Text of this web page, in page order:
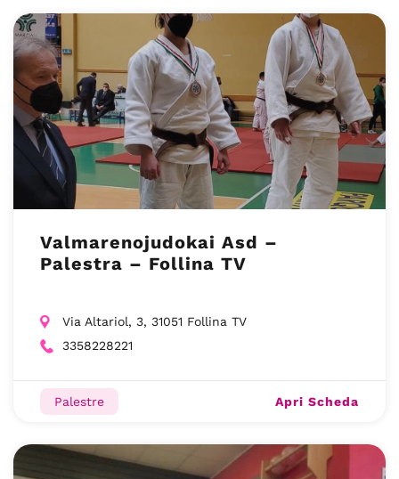
Valmarenojudokai Asd –
Palestra – Follina TV
Via Altariol, 3, 31051 Follina TV
3358228221
Palestre Apri Scheda